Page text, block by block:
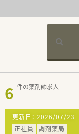
6 件の薬剤師求人
更新日： 2026/07/23
正社員
調剤薬局